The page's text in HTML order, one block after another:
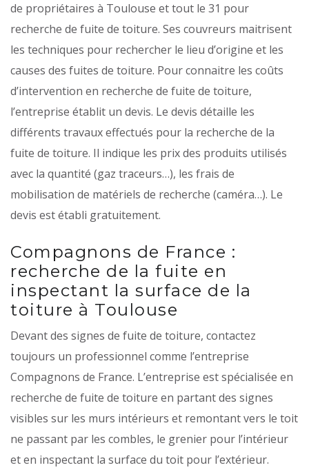
de propriétaires à Toulouse et tout le 31 pour
recherche de fuite de toiture. Ses couvreurs maitrisent
les techniques pour rechercher le lieu d’origine et les
causes des fuites de toiture. Pour connaitre les coûts
d’intervention en recherche de fuite de toiture,
l’entreprise établit un devis. Le devis détaille les
différents travaux effectués pour la recherche de la
fuite de toiture. Il indique les prix des produits utilisés
avec la quantité (gaz traceurs…), les frais de
mobilisation de matériels de recherche (caméra…). Le
devis est établi gratuitement.
Compagnons de France :
recherche de la fuite en
inspectant la surface de la
toiture à Toulouse
Devant des signes de fuite de toiture, contactez
toujours un professionnel comme l’entreprise
Compagnons de France. L’entreprise est spécialisée en
recherche de fuite de toiture en partant des signes
visibles sur les murs intérieurs et remontant vers le toit
ne passant par les combles, le grenier pour l’intérieur
et en inspectant la surface du toit pour l’extérieur.